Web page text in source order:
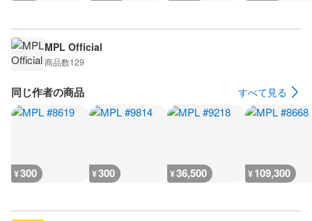
MPL Official
商品数129
同じ作者の商品 すべて見る
¥300 ¥300 ¥36,500 ¥109,300